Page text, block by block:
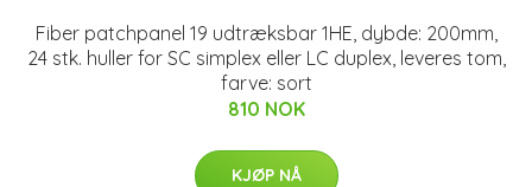
Fiber patchpanel 19 udtræksbar 1HE, dybde: 200mm,
24 stk. huller for SC simplex eller LC duplex, leveres tom,
farve: sort
810 NOK
KJØP NÅ